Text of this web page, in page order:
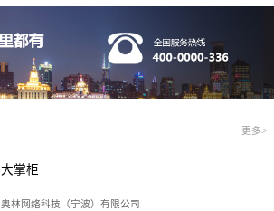
更多>
大掌柜
奥林网络科技（宁波）有限公司